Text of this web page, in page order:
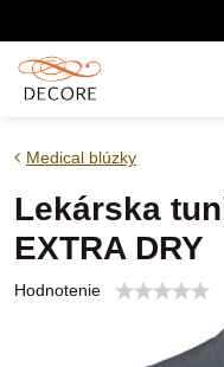
Medical blúzky
Lekárska
EXTRA DRY
Hodnotenie